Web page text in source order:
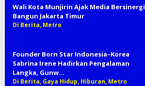
Wali Kota Munjirin Ajak Media Bersinergi
Bangun Jakarta Timur
Di Berita, Metro
Founder Born Star Indonesia–Korea
Sabrina Irene Hadirkan Pengalaman
Langka, Gunw…
Di Berita, Gaya Hidup, Hiburan, Metro